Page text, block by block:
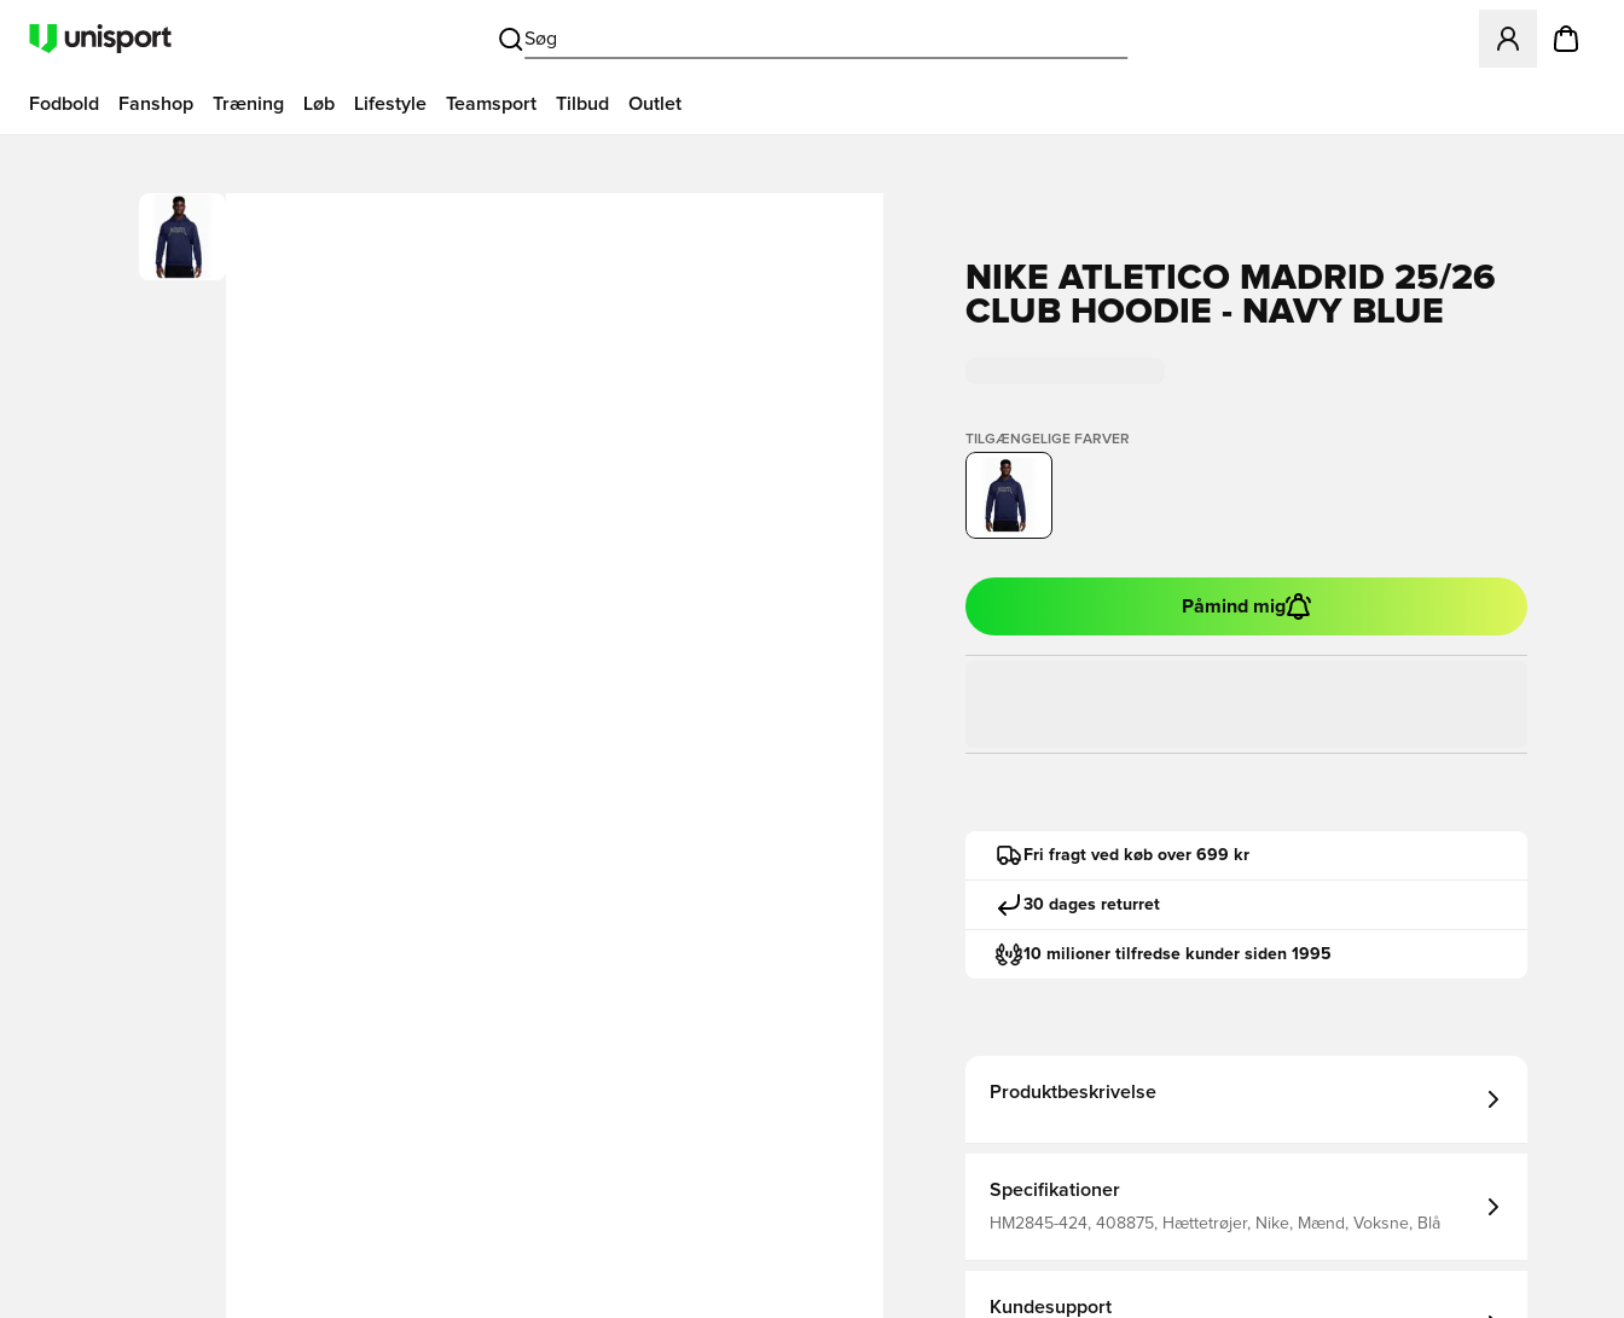
Søg
Åbner en
Fodbold Fanshop Træning Løb Lifestyle Teamsport Tilbud Outlet
NIKE ATLETICO MADRID 25/26
CLUB HOODIE - NAVY BLUE
TILGÆNGELIGE FARVER
Påmind mig
Fri fragt ved køb over 699 kr
30 dages returret
10 milioner tilfredse kunder siden 1995
Produktbeskrivelse
Specifikationer
HM2845-424, 408875, Hættetrøjer, Nike, Mænd, Voksne, Blå
Kundesupport